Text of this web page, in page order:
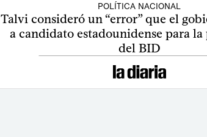
POLÍTICA NACIONAL
Talvi consideró un “error” que el
a candidato estadounidense para
del BID